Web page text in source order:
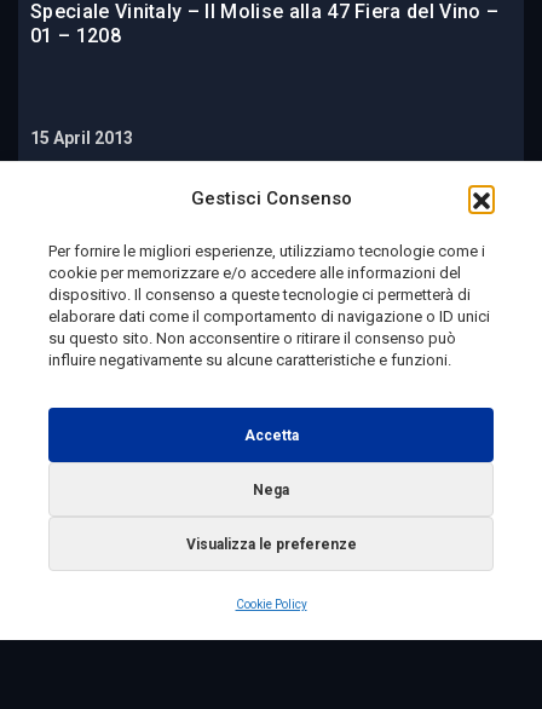
Gestisci Consenso
Per fornire le migliori esperienze, utilizziamo tecnologie come i
cookie per memorizzare e/o accedere alle informazioni del
dispositivo. Il consenso a queste tecnologie ci permetterà di
elaborare dati come il comportamento di navigazione o ID unici
su questo sito. Non acconsentire o ritirare il consenso può
influire negativamente su alcune caratteristiche e funzioni.
Accetta
Nega
Visualizza le preferenze
Cookie Policy
Speciale Vinitaly – Il Molise alla 47 Fiera del Vino –
01 – 1208
15 April 2013
Telemolise - reg. Tribunale di Campobasso n. 133 del
10/08/1982 - Direttore Responsabile:MANUELA
Testata Giornalistica Sportiva: reg. Tribunale Di
Campobasso n. 224 del 4/5/1996 - Direttore Responsabile:
ANTONIO DI LALLO
Radio Tele Molise s.r.l. - P.IVA 00213640709